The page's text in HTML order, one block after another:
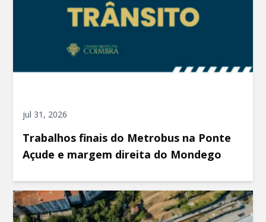
jul 31, 2026
Trabalhos finais do Metrobus na Ponte
Açude e margem direita do Mondego